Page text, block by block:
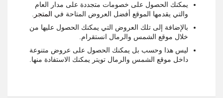
يمكنك الحصول على خصومات متجددة على مدار العام
والتي يقدمها الموقع أفضل العروض المتاحة في المتجر .
بالإضافة إلى تلك العروض التي يمكنك الحصول عليها من
خلال موقع الشمس والرمال انستقرام.
ليس هذا وحسب بل يمكنك الحصول على عروض متنوعة
داخل موقع الشمس والرمال تويتر يمكنك الاستفادة منها.